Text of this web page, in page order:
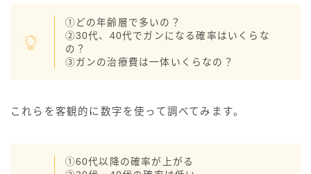
①どの年齢層で多いの？
②30代、40代でガンになる確率はいくらな
の？
③ガンの治療費は一体いくらなの？
これらを客観的に数字を使って調べてみます。
①60代以降の確率が上がる